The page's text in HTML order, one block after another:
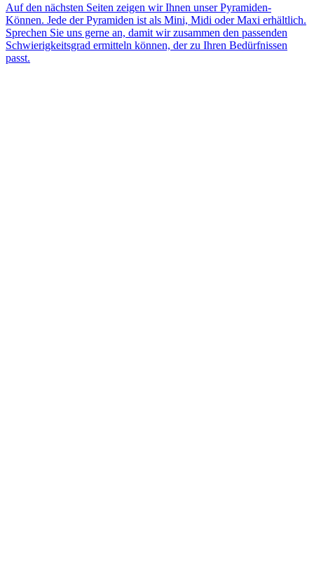
Auf den nächsten Seiten zeigen wir Ihnen unser Pyramiden-
Können. Jede der Pyramiden ist als Mini, Midi oder Maxi erhältlich.
Sprechen Sie uns gerne an, damit wir zusammen den passenden
Schwierigkeitsgrad ermitteln können, der zu Ihren Bedürfnissen
passt.